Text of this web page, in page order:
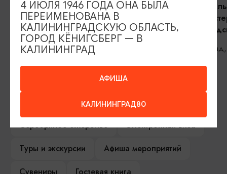
ткацкую
ИЩИТЕ ТАКЖЕ НА НАШЕМ САЙТЕ
Серебряное ожерелье
Электронная виза
Туры и экскурсии
Афиша мероприятий
АФИША
КАЛИНИНГРАД80
4 ИЮЛЯ 1946 ГОДА ОНА БЫЛА
ПЕРЕИМЕНОВАНА В
КАЛИНИНГРАДСКУЮ ОБЛАСТЬ,
ГОРОД КЁНИГСБЕРГ — В
КАЛИНИНГРАД